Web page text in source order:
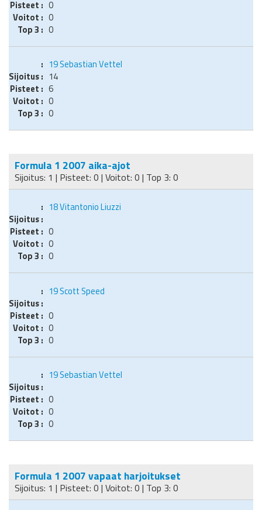
0
0
0
19Sebastian Vettel
14
6
0
0
Formula 1 2007 aika-ajot
Sijoitus: 1 | Pisteet: 0 | Voitot: 0 | Top 3: 0
18Vitantonio Liuzzi
0
0
0
19Scott Speed
0
0
0
19Sebastian Vettel
0
0
0
Formula 1 2007 vapaat harjoitukset
Sijoitus: 1 | Pisteet: 0 | Voitot: 0 | Top 3: 0